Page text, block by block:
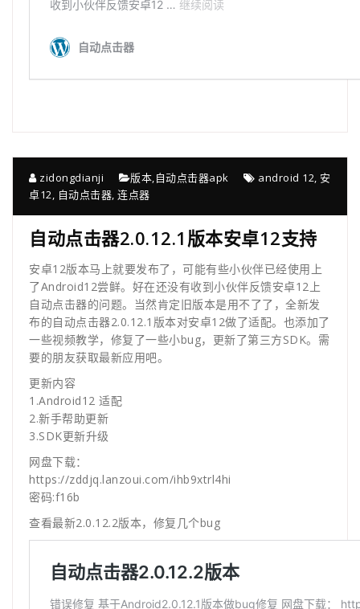
zidongdianji 版本,自动点击器apk android 12, 安
卓12, 自动点击器, 连点器
自动点击器2.0.12.1版本安卓12支持
安卓12版本马上就要发布了，可能有些小伙伴已经使用上
了Android12尝鲜。好在还没有收到小伙伴反馈安卓12上
自动点击器的问题。当然肯定旧版本是用不了了，全新发
布的自动点击器2.0.12.1版本对安卓12做了适配。也添加了
一些视频教学，修复了一些小bug，更新了第三方SDK。需
要的朋友获取最新应用吧。
更新内容
1.Android12 适配
2.新手帮助更新
3.SDK更新升级
网盘下载：
https://zddjq.lanzoui.com/ihb9xtrl4hi
密码:f16b
查看最新2.0.12.2版本，修复几个bug